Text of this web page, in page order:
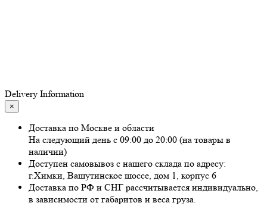
Delivery Information
×
Доставка по Москве и области
На следующий день с 09:00 до 20:00 (на товары в
наличии)
Доступен самовывоз с нашего склада по адресу:
г.Химки, Вашутинское шоссе, дом 1, корпус 6
Доставка по РФ и СНГ рассчитывается индивидуально,
в зависимости от габаритов и веса груза.